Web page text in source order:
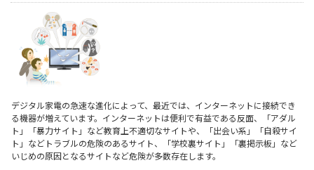
デジタル家電の急速な進化によって、最近では、インターネットに接続でき
る機器が増えています。インターネットは便利で有益である反面、「アダル
ト」「暴力サイト」など教育上不適切なサイトや、「出会い系」「自殺サイ
ト」などトラブルの危険のあるサイト、「学校裏サイト」「裏掲示板」など
いじめの原因となるサイトなど危険が多数存在します。